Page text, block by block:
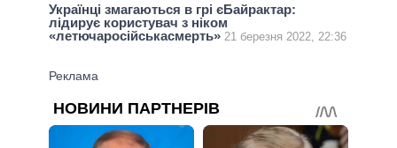
Українці змагаються в грі єБайрактар:
лідирує користувач з ніком
«летючаросійськасмерть» 21 березня 2022, 22:36